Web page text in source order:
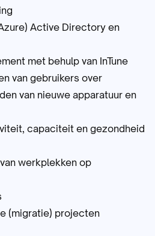
Active Directory en
met behulp van InTune
van gebruikers over
van nieuwe apparatuur en
capaciteit en gezondheid
werkplekken op
(migratie) projecten